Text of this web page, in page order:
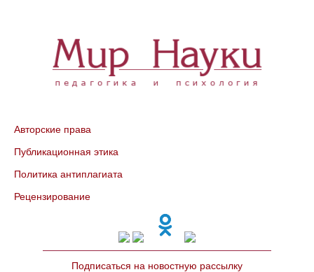
Авторские права
Публикационная этика
Политика антиплагиата
Рецензирование
Подписаться на новостную рассылку